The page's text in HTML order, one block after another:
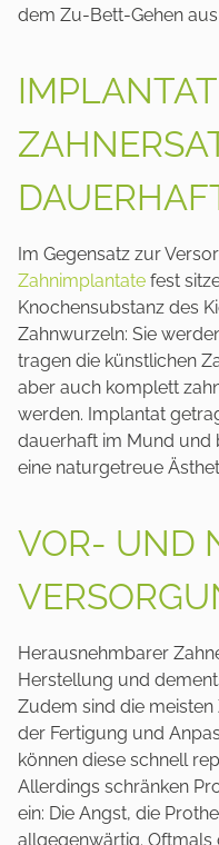
dem Zu-Bett-Gehen
Im Gegensatz zur
Zahnimplantate fest
Knochensubstanz des
Zahnwurzeln: Sie
tragen die künstlichen
aber auch komplett
werden. Implantat
dauerhaft im Mund und
eine naturgetreue
VOR- UND
Herausnehmbarer
Herstellung und
Zudem sind die
der Fertigung und
können diese schnell
Allerdings schränken
ein: Die Angst, die
allgegenwärtig. Oftmals